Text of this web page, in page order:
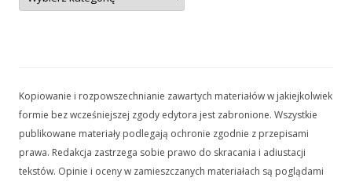
Kopiowanie i rozpowszechnianie zawartych materiałów w jakiejkolwiek
formie bez wcześniejszej zgody edytora jest zabronione. Wszystkie
publikowane materiały podlegają ochronie zgodnie z przepisami
prawa. Redakcja zastrzega sobie prawo do skracania i adiustacji
tekstów. Opinie i oceny w zamieszczanych materiałach są poglądami